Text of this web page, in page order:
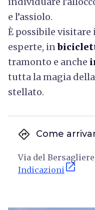
e l’assiolo.
È possibile visitare
esperte, in
tramonto e anche
tutta la magia
stellato.
directions Come
Via del
Indicazioni open_in_new